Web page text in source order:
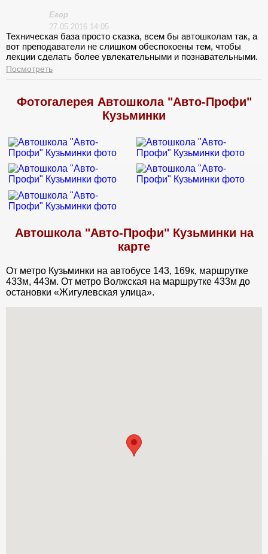
друзьям замечательное авто заведение.
Егор
27.05.2016 14:05
Техническая база просто сказка, всем бы автошколам так, а
вот преподаватели не слишком обеспокоены тем, чтобы
лекции сделать более увлекательными и познавательными.
Инструктор оставил много позитивных впечатлений.
Посмотреть
Фотогалерея Автошкола "Авто-Профи"
Кузьминки
Автошкола "Авто-Профи" Кузьминки на
карте
От метро Кузьминки на автобусе 143, 169к, маршрутке
433м, 443м. От метро Волжская на маршрутке 433м до
остановки «Жигулевская улица».